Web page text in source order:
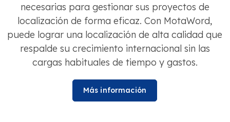
necesarias para gestionar sus proyectos de
localización de forma eficaz. Con MotaWord,
puede lograr una localización de alta calidad que
respalde su crecimiento internacional sin las
cargas habituales de tiempo y gastos.
Más información